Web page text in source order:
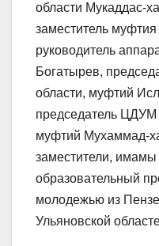
области Мукаддас-
заместитель
руководитель
Богатырев,
области, муфтий
председатель ЦДУМ
муфтий Мухаммад-
заместители, имамы
образовательный
молодежью из
Ульяновской